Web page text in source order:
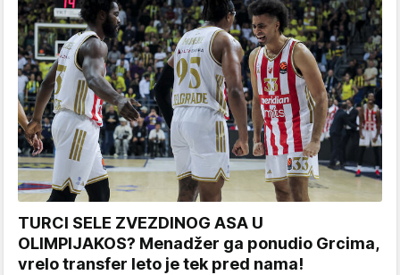
TURCI SELE ZVEZDINOG ASA U
OLIMPIJAKOS? Menadžer ga ponudio Grcima,
vrelo transfer leto je tek pred nama!